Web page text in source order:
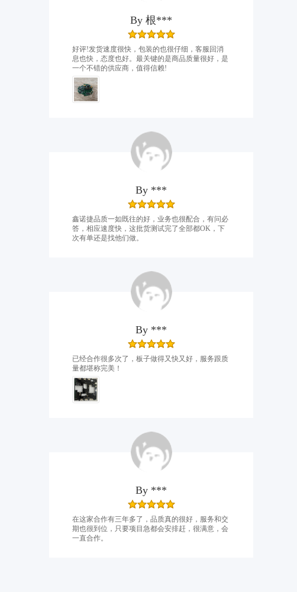
By 根***
好评!发货速度很快，包装的也很仔细，客服回消
息也快，态度也好。最关键的是商品质量很好，是
一个不错的供应商，值得信赖!
By ***
鑫诺捷品质一如既往的好，业务也很配合，有问必
答，相应速度快，这批货测试完了全部都OK，下
次有单还是找他们做。
By ***
已经合作很多次了，板子做得又快又好，服务跟质
量都堪称完美！
By ***
在这家合作有三年多了，品质真的很好，服务和交
期也很到位，只要项目急都会安排赶，很满意，会
一直合作。